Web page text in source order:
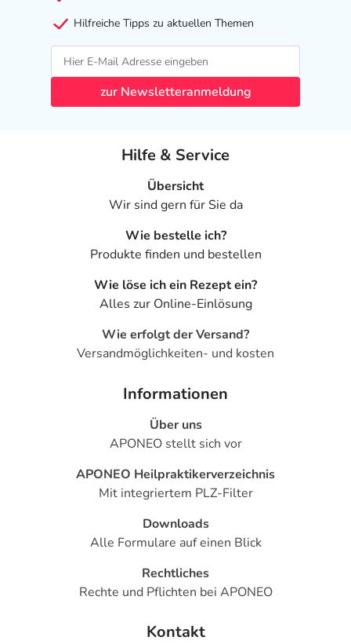
Jojobaöl (Simmondsia chinensis), Xanthangummi, Lecithin,
Glycerin, Dicaprylylether, Dicaprylylcarbonat,
Propylheptylcaprylat, Glycerylstearat, Propandiol,
Hydroxyacetophenon, Dinatriumstearoylglutamat,
Adresse des Anbieters/Herstellers
Prodeco Pharma Deutschland GmbH
PDF des Beipackzettelskönnen Sie sich oben
Hilfreiche Tipps zu aktuellen Themen
zur Newsletteranmeldung
Hilfe & Service
Übersicht
Wir sind gern für Sie da
Wie bestelle ich?
Produkte finden und bestellen
Wie löse ich ein Rezept ein?
Alles zur Online-Einlösung
Wie erfolgt der Versand?
Versandmöglichkeiten- und kosten
Informationen
Über uns
APONEO stellt sich vor
APONEO Heilpraktikerverzeichnis
Mit integriertem PLZ-Filter
Downloads
Alle Formulare auf einen Blick
Rechtliches
Rechte und Pflichten bei APONEO
Kontakt